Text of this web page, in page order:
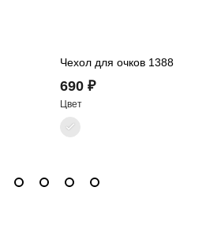
Чехол для очков 1388
690 ₽
Цвет